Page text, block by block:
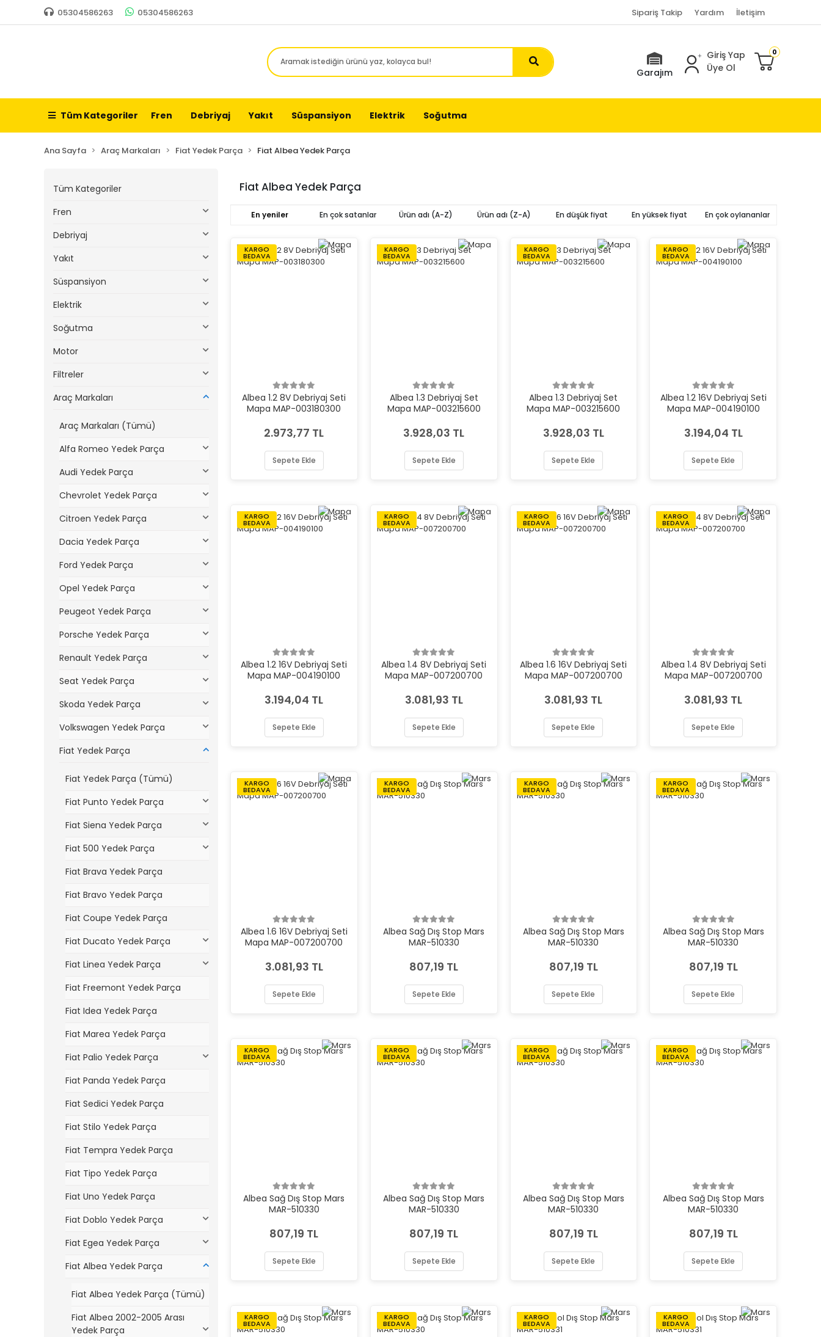
05304586263 05304586263 Sipariş Takip Yardım İletişim
Garajım
Giriş Yap
Üye Ol
0
Tüm Kategoriler Fren Debriyaj Yakıt Süspansiyon Elektrik Soğutma
Ana Sayfa Araç Markaları Fiat Yedek Parça Fiat Albea Yedek Parça
Tüm Kategoriler
Fren
Debriyaj
Yakıt
Süspansiyon
Elektrik
Soğutma
Motor
Filtreler
Araç Markaları
Araç Markaları (Tümü)
Alfa Romeo Yedek Parça
Audi Yedek Parça
Chevrolet Yedek Parça
Citroen Yedek Parça
Dacia Yedek Parça
Ford Yedek Parça
Opel Yedek Parça
Peugeot Yedek Parça
Porsche Yedek Parça
Renault Yedek Parça
Seat Yedek Parça
Skoda Yedek Parça
Volkswagen Yedek Parça
Fiat Yedek Parça
Fiat Yedek Parça (Tümü)
Fiat Punto Yedek Parça
Fiat Siena Yedek Parça
Fiat 500 Yedek Parça
Fiat Brava Yedek Parça
Fiat Bravo Yedek Parça
Fiat Coupe Yedek Parça
Fiat Ducato Yedek Parça
Fiat Linea Yedek Parça
Fiat Freemont Yedek Parça
Fiat Idea Yedek Parça
Fiat Marea Yedek Parça
Fiat Palio Yedek Parça
Fiat Panda Yedek Parça
Fiat Sedici Yedek Parça
Fiat Stilo Yedek Parça
Fiat Tempra Yedek Parça
Fiat Tipo Yedek Parça
Fiat Uno Yedek Parça
Fiat Doblo Yedek Parça
Fiat Egea Yedek Parça
Fiat Albea Yedek Parça
Fiat Albea Yedek Parça (Tümü)
Fiat Albea 2002-2005 Arası
Yedek Parça
Fiat Albea Yedek Parça
En yeniler En çok satanlar Ürün adı (A-Z) Ürün adı (Z-A) En düşük fiyat En yüksek fiyat En çok oylananlar
KARGO
BEDAVA
Albea 1.2 8V Debriyaj Seti
Mapa MAP-003180300
2.973,77 TL
Sepete Ekle
KARGO
BEDAVA
Albea 1.3 Debriyaj Set
Mapa MAP-003215600
3.928,03 TL
Sepete Ekle
KARGO
BEDAVA
Albea 1.3 Debriyaj Set
Mapa MAP-003215600
3.928,03 TL
Sepete Ekle
KARGO
BEDAVA
Albea 1.2 16V Debriyaj Seti
Mapa MAP-004190100
3.194,04 TL
Sepete Ekle
KARGO
BEDAVA
Albea 1.2 16V Debriyaj Seti
Mapa MAP-004190100
3.194,04 TL
Sepete Ekle
KARGO
BEDAVA
Albea 1.4 8V Debriyaj Seti
Mapa MAP-007200700
3.081,93 TL
Sepete Ekle
KARGO
BEDAVA
Albea 1.6 16V Debriyaj Seti
Mapa MAP-007200700
3.081,93 TL
Sepete Ekle
KARGO
BEDAVA
Albea 1.4 8V Debriyaj Seti
Mapa MAP-007200700
3.081,93 TL
Sepete Ekle
KARGO
BEDAVA
Albea 1.6 16V Debriyaj Seti
Mapa MAP-007200700
3.081,93 TL
Sepete Ekle
KARGO
BEDAVA
Albea Sağ Dış Stop Mars
MAR-510330
807,19 TL
Sepete Ekle
KARGO
BEDAVA
Albea Sağ Dış Stop Mars
MAR-510330
807,19 TL
Sepete Ekle
KARGO
BEDAVA
Albea Sağ Dış Stop Mars
MAR-510330
807,19 TL
Sepete Ekle
KARGO
BEDAVA
Albea Sağ Dış Stop Mars
MAR-510330
807,19 TL
Sepete Ekle
KARGO
BEDAVA
Albea Sağ Dış Stop Mars
MAR-510330
807,19 TL
Sepete Ekle
KARGO
BEDAVA
Albea Sağ Dış Stop Mars
MAR-510330
807,19 TL
Sepete Ekle
KARGO
BEDAVA
Albea Sağ Dış Stop Mars
MAR-510330
807,19 TL
Sepete Ekle
KARGO
BEDAVA
KARGO
BEDAVA
KARGO
BEDAVA
KARGO
BEDAVA